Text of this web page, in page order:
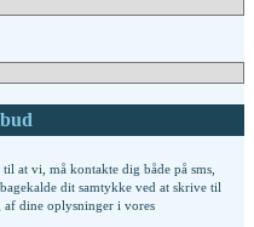
at vi, må kontakte dig både på sms,
dit samtykke ved at skrive til
af dine oplysninger i vores